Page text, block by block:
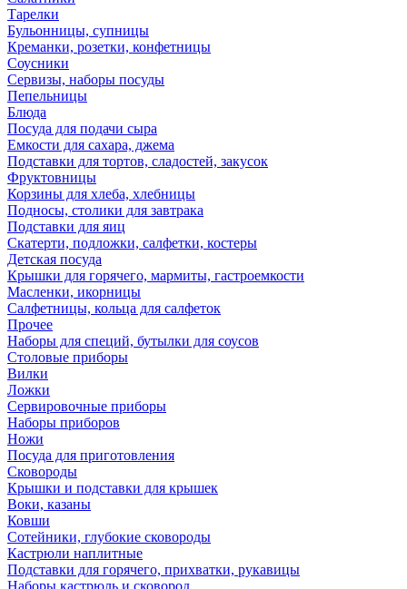
Тарелки
Бульонницы, супницы
Креманки, розетки, конфетницы
Соусники
Сервизы, наборы посуды
Пепельницы
Блюда
Посуда для подачи сыра
Емкости для сахара, джема
Подставки для тортов, сладостей, закусок
Фруктовницы
Корзины для хлеба, хлебницы
Подносы, столики для завтрака
Подставки для яиц
Скатерти, подложки, салфетки, костеры
Детская посуда
Крышки для горячего, мармиты, гастроемкости
Масленки, икорницы
Салфетницы, кольца для салфеток
Прочее
Наборы для специй, бутылки для соусов
Столовые приборы
Вилки
Ложки
Сервировочные приборы
Наборы приборов
Ножи
Посуда для приготовления
Сковороды
Крышки и подставки для крышек
Воки, казаны
Ковши
Сотейники, глубокие сковороды
Кастрюли наплитные
Подставки для горячего, прихватки, рукавицы
Наборы кастрюль и сковород